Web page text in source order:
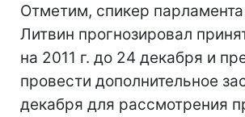
Отметим, спикер
Литвин прогнозировал
на 2011 г. до 24 декабря и
провести дополнительное
декабря для рассмотрения